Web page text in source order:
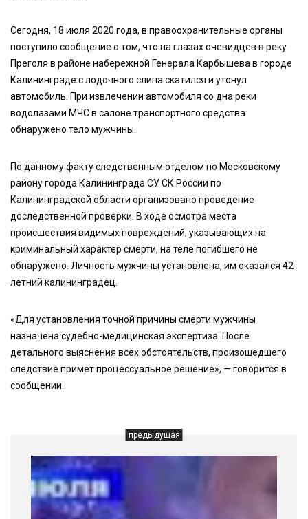
Сегодня, 18 июля 2020 года, в правоохранительные органы
поступило сообщение о том, что на глазах очевидцев в реку
Преголя в районе набережной Генерала Карбышева в городе
Калининграде с лодочного слипа скатился и утонул
автомобиль. При извлечении автомобиля со дна реки
водолазами МЧС в салоне транспортного средства
обнаружено тело мужчины.
По данному факту следственным отделом по Московскому
району города Калининграда СУ СК России по
Калининградской области организовано проведение
доследственной проверки. В ходе осмотра места
происшествия видимых повреждений, указывающих на
криминальный характер смерти, на теле погибшего не
обнаружено. Личность мужчины установлена, им оказался 42-
летний калининградец.
«Для установления точной причины смерти мужчины
назначена судебно-медицинская экспертиза. После
детального выяснения всех обстоятельств, произошедшего
следствие примет процессуальное решение», — говорится в
сообщении.
предыдущая